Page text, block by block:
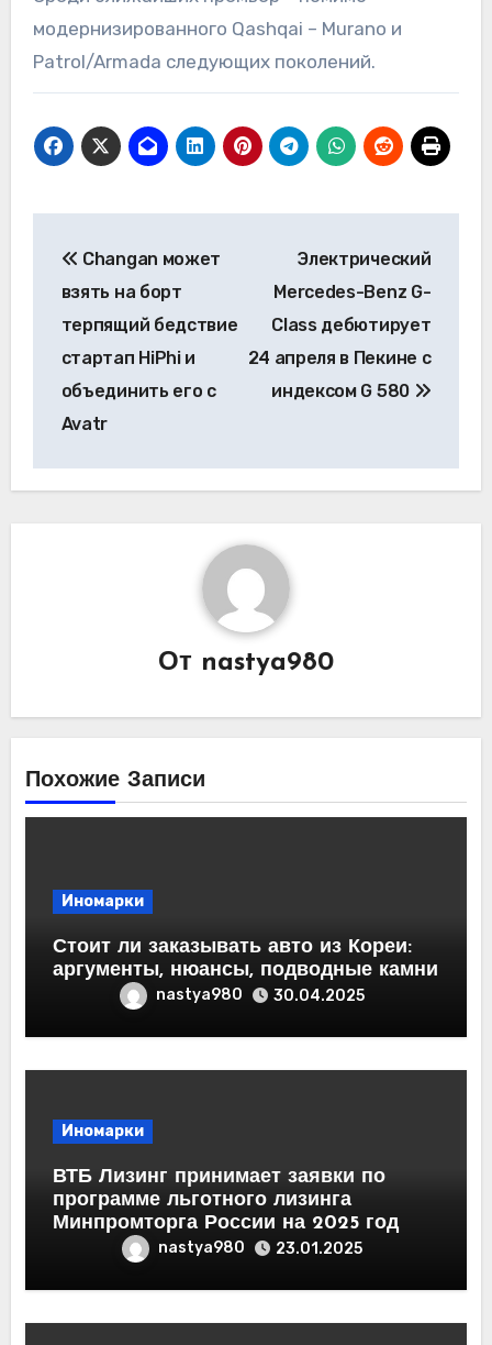
модернизированного Qashqai – Murano и
Patrol/Armada следующих поколений.
по
записям
Changan может
взять на борт
терпящий бедствие
стартап HiPhi и
объединить его с
Avatr
Электрический
Mercedes-Benz G-
Class дебютирует
24 апреля в Пекине с
индексом G 580
От nastya980
Похожие Записи
Иномарки
Стоит ли заказывать авто из Кореи:
аргументы, нюансы, подводные камни
nastya980 30.04.2025
Иномарки
ВТБ Лизинг принимает заявки по
программе льготного лизинга
Минпромторга России на 2025 год
nastya980 23.01.2025